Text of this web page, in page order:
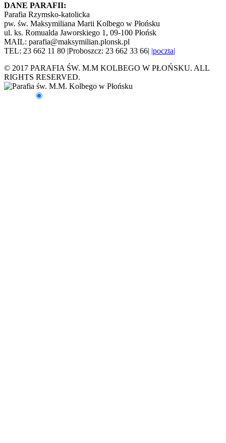
DANE PARAFII:
Parafia Rzymsko-katolicka
pw. św. Maksymiliana Marii Kolbego w Płońsku
ul. ks. Romualda Jaworskiego 1, 09-100 Płońsk
MAIL: parafia@maksymilian.plonsk.pl
TEL: 23 662 11 80 |Proboszcz: 23 662 33 66| |poczta|
© 2017 PARAFIA ŚW. M.M KOLBEGO W PŁOŃSKU. ALL
RIGHTS RESERVED.